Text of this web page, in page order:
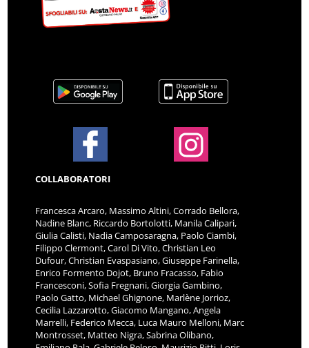
COLLABORATORI
Francesca Arcaro, Massimo Altini, Corrado Bellora,
Nadine Blanc, Riccardo Bortolotti, Manila Calipari,
Giulia Calisti, Nadia Camposaragna, Paolo Ciambi,
Filippo Clermont, Carol Di Vito, Christian Leo
Dufour, Christian Evaspasiano, Giuseppe Farinella,
Enrico Formento Dojot, Bruno Fracasso, Fabio
Francesconi, Sofia Fregnani, Giorgia Gambino,
Paolo Gatto, Michael Ghignone, Marlène Jorrioz,
Cecilia Lazzarotto, Giacomo Mangano, Angela
Marrelli, Federico Mecca, Luca Mauro Melloni, Marc
Montrosset, Matteo Nigra, Sabrina Olibano,